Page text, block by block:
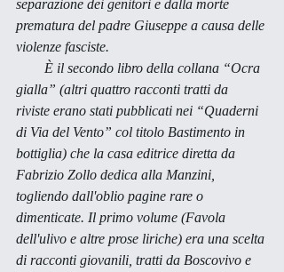
separazione dei genitori e dalla morte
prematura del padre Giuseppe a causa delle
violenze fasciste.
gialla” (altri quattro racconti tratti da
riviste erano stati pubblicati nei “Quaderni
di Via del Vento” col titolo Bastimento in
bottiglia) che la casa editrice diretta da
Fabrizio Zollo dedica alla Manzini,
togliendo dall'oblio pagine rare o
dimenticate. Il primo volume (Favola
dell'ulivo e altre prose liriche) era una scelta
di racconti giovanili, tratti da Boscovivo e